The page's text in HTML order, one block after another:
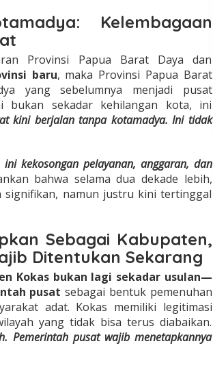
Kelembagaan
Provinsi Papua Barat Daya dan
baru, maka Provinsi Papua Barat
yang sebelumnya menjadi pusat
bukan sekadar kehilangan kota, ini
kini berjalan tanpa kotamadya. Ini tidak
kekosongan pelayanan, anggaran, dan
bahwa selama dua dekade lebih,
signifikan, namun justru kini tertinggal
Sebagai Kabupaten,
Ditentukan Sekarang
Kokas bukan lagi sekadar usulan—
pusat sebagai bentuk pemenuhan
adat. Kokas memiliki legitimasi
yang tidak bisa terus diabaikan.
Pemerintah pusat wajib menetapkannya